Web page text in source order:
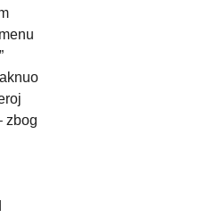
zbog